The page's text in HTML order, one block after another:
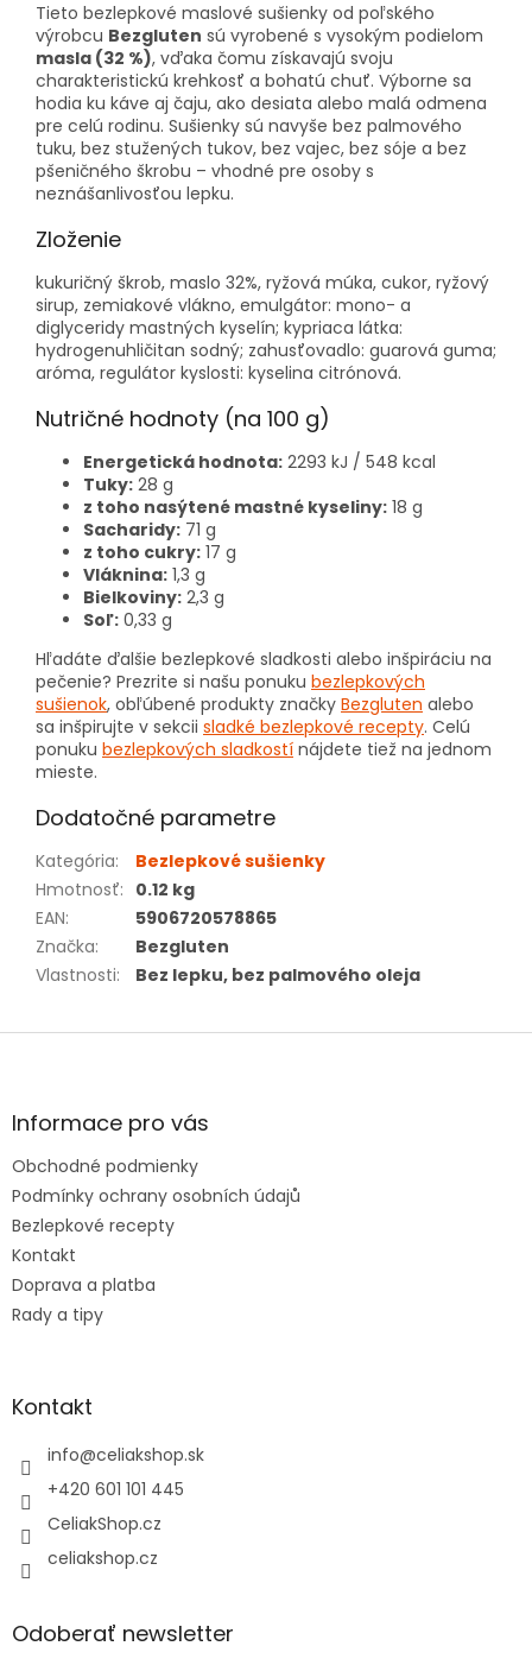
Tieto bezlepkové maslové sušienky od poľského
výrobcu Bezgluten sú vyrobené s vysokým podielom
masla (32 %), vďaka čomu získavajú svoju
charakteristickú krehkosť a bohatú chuť. Výborne sa
hodia ku káve aj čaju, ako desiata alebo malá odmena
pre celú rodinu. Sušienky sú navyše bez palmového
tuku, bez stužených tukov, bez vajec, bez sóje a bez
pšeničného škrobu – vhodné pre osoby s
neznášanlivosťou lepku.
Zloženie
kukuričný škrob, maslo 32%, ryžová múka, cukor, ryžový
sirup, zemiakové vlákno, emulgátor: mono- a
diglyceridy mastných kyselín; kypriaca látka:
hydrogenuhličitan sodný; zahusťovadlo: guarová guma;
aróma, regulátor kyslosti: kyselina citrónová.
Nutričné hodnoty (na 100 g)
Energetická hodnota: 2293 kJ / 548 kcal
Tuky: 28 g
z toho nasýtené mastné kyseliny: 18 g
Sacharidy: 71 g
z toho cukry: 17 g
Vláknina: 1,3 g
Bielkoviny: 2,3 g
Soľ: 0,33 g
Hľadáte ďalšie bezlepkové sladkosti alebo inšpiráciu na
pečenie? Prezrite si našu ponuku bezlepkových
sušienok, obľúbené produkty značky Bezgluten alebo
sa inšpirujte v sekcii sladké bezlepkové recepty. Celú
ponuku bezlepkových sladkostí nájdete tiež na jednom
mieste.
Dodatočné parametre
Kategória:
Bezlepkové sušienky
Hmotnosť: 0.12 kg
EAN:
5906720578865
Značka:
Bezgluten
Vlastnosti: Bez lepku, bez palmového oleja
Z
ä
e
Informace pro vás
Obchodné podmienky
Podmínky ochrany osobních údajů
Bezlepkové recepty
Kontakt
Doprava a platba
Rady a tipy
Kontakt
info@celiakshop.sk
+420 601 101 445
CeliakShop.cz
celiakshop.cz
Odoberať newsletter